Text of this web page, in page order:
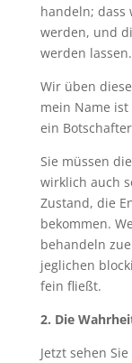
handeln; dass
werden, und
werden lassen.
Wir üben
mein Name
ein
Sie müssen
wirklich auch
Zustand, die
bekommen.
behandeln
jeglichen
fein fließt.
2. Die
Jetzt sehen